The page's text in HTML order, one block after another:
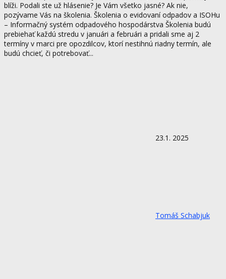
blíži. Podali ste už hlásenie? Je Vám všetko jasné? Ak nie,
pozývame Vás na školenia. Školenia o evidovaní odpadov a ISOHu
– Informačný systém odpadového hospodárstva Školenia budú
prebiehať každú stredu v januári a februári a pridali sme aj 2
termíny v marci pre opozdilcov, ktorí nestihnú riadny termín, ale
budú chcieť, či potrebovať...
23.1. 2025
Tomáš Schabjuk